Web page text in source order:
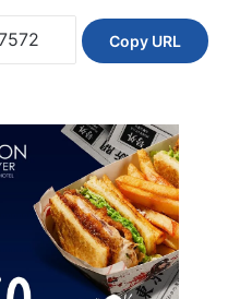
Copy URL